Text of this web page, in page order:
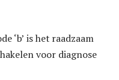
‘b’ is het raadzaam
voor diagnose